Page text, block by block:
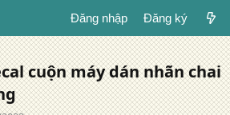
Đăng nhập Đăng ký
cuộn máy dán nhãn chai